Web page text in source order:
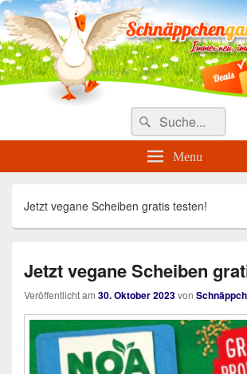
Täglich die besten
und
Search
for:
Suche
Menu
Jetzt vegane Scheiben gratis testen!
Jetzt vegane Scheiben
Veröffentlicht am 30. Oktober 2023von